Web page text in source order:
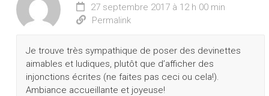
27 septembre 2017 à 12 h 00 min
Permalink
Je trouve très sympathique de poser des devinettes
aimables et ludiques, plutôt que d’afficher des
injonctions écrites (ne faites pas ceci ou cela!).
Ambiance accueillante et joyeuse!